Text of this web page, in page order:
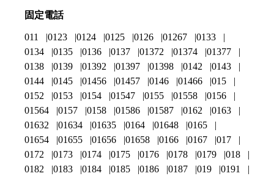
固定電話
011 0123 0124 0125 0126 01267
0133
0134
0135 0136 0137 01372 01374
01377
0138
0139 01392 01397 01398 0142
0143
0144
0145 01456 01457 0146 01466
015
0152
0153 0154 01547 0155 01558
0156
01564
0157 0158 01586 01587 0162
0163
01632
01634 01635 0164 01648
0165
01654
01655 01656 01658 0166 0167
017
0172
0173 0174 0175 0176 0178 0179
018
0182
0183 0184 0185 0186 0187 019
0191